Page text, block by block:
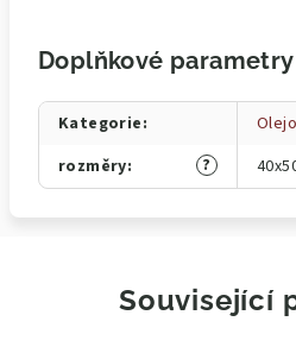
Doplňkové parametry
Kategorie:
?
rozměry:
Související